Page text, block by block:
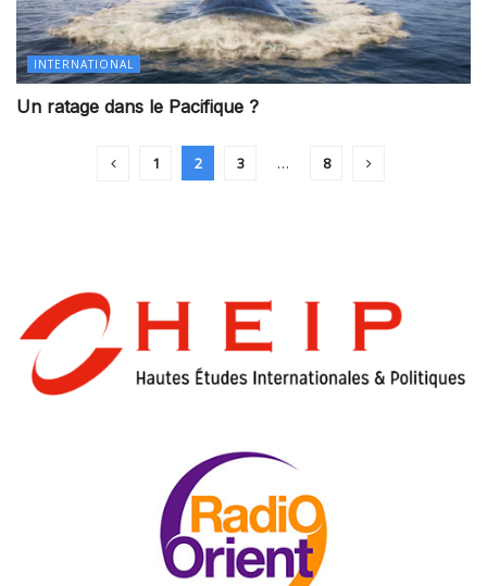
INTERNATIONAL
Un ratage dans le Pacifique ?
1 2 3 … 8